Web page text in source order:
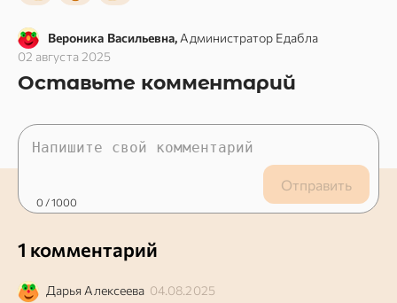
Вероника Васильевна, Администратор Едабла
02 августа 2025
Оставьте комментарий
Отправить
0 / 1000
1 комментарий
Дарья Алексеева 04.08.2025